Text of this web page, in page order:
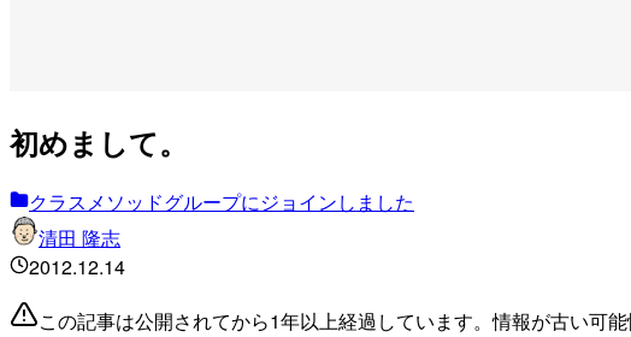
初めまして。
クラスメソッドグループにジョインしました
清田 隆志
2012.12.14
この記事は公開されてから1年以上経過しています。情報が古い可